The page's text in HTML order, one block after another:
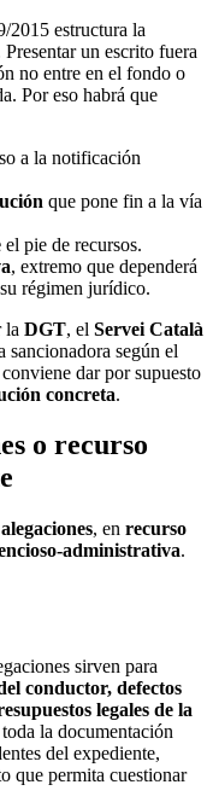
2015 estructura la
un escrito fuera
no entre en el fondo o
Por eso habrá que
a la notificación
que pone fin a la vía
el pie de recursos.
, extremo que dependerá
régimen jurídico.
la DGT, el Servei Català
sancionadora según el
dar por supuesto
concreta.
o recurso
alegaciones, en recurso
administrativa.
sirven para
conductor, defectos
legales de la
la documentación
del expediente,
que permita cuestionar